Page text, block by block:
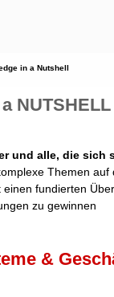
in a Nutshell
und alle, die sich
Themen
fundierten
zu gewinnen
&